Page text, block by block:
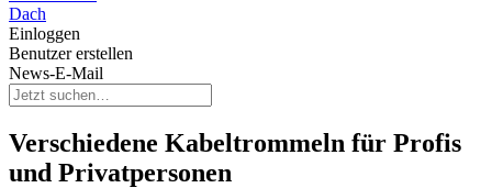
Dach
Einloggen
Benutzer erstellen
News-E-Mail
Verschiedene Kabeltrommeln für Profis
und Privatpersonen